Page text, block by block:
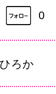
0
ろか